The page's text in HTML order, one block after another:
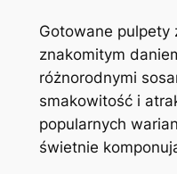
Gotowane pulpety
znakomitym
różnorodnymi
smakowitość i
popularnych
świetnie